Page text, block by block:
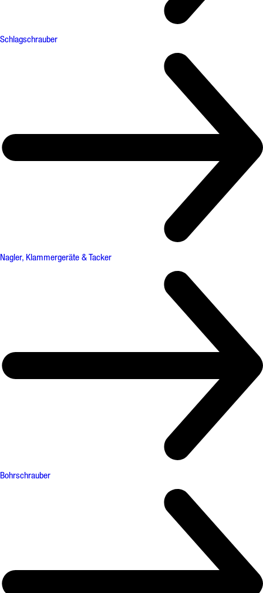
Schlagschrauber
Nagler, Klammergeräte & Tacker
Bohrschrauber